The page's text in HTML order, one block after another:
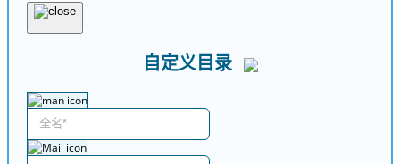
自定义目录